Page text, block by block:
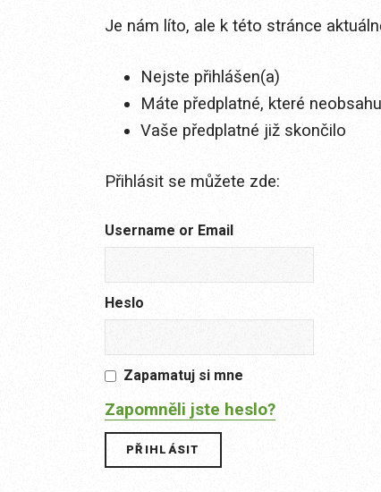
Je nám líto, ale k této stránce
Nejste přihlášen(a)
Máte předplatné, které
Vaše předplatné již skončilo
Přihlásit se můžete zde:
Username or Email
Heslo
Zapamatuj si mne
Zapomněli jste heslo?